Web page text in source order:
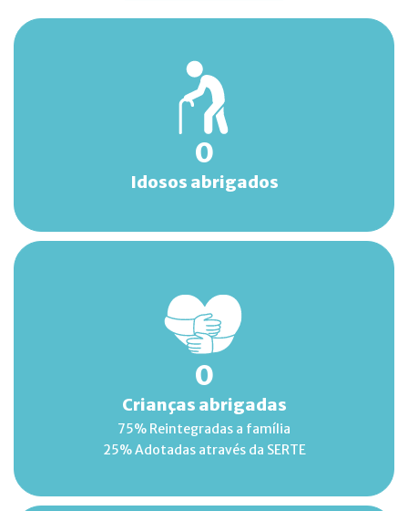
0
Idosos abrigados
0
Crianças abrigadas
75% Reintegradas a família
25% Adotadas através da SERTE